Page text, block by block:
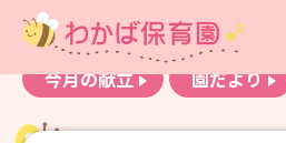
お知らせ
わかばアルバム
今月の献立
園だより